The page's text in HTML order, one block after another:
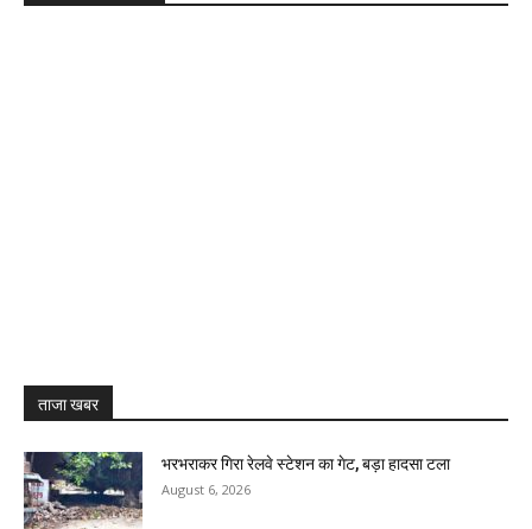
ताजा खबर
भरभराकर गिरा रेलवे स्टेशन का गेट, बड़ा हादसा टला
August 6, 2026